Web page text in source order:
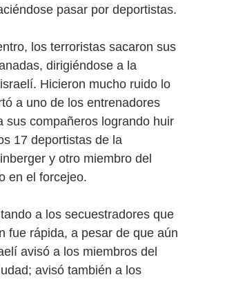
pasar por deportistas.
los terroristas sacaron sus
dirigiéndose a la
Hicieron mucho ruido lo
a uno de los entrenadores
sus compañeros logrando huir
17 deportistas de la
y otro miembro del
en el forcejeo.
a los secuestradores que
fue rápida, a pesar de que aún
avisó a los miembros del
avisó también a los